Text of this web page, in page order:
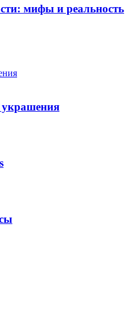
мифы и реальность